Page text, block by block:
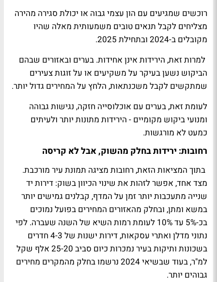
רוכשים שמגיעים עם הון עצמי גבוה או יכולת סגירה מהירה
מצליחים לקבל תנאים טובים משמעותית מאלה שהיו
מקובלים ב-2024 ובתחילת 2025.
למרות זאת, הירידות אינן אחידות. בערים ובאזורים שבהם
הביקוש נשען בעיקר על משקיעים או על זוגות צעירים
שמתקשים לקבל משכנתאות, הלחץ על המחירים גדול יותר.
לעומת זאת, בערים עם אוכלוסייה חזקה, נגישות גבוהה
ומנועי ביקוש מקומיים - הירידות מתונות יותר ולעיתים
כמעט לא מורגשות.
רחובות: ירידות בחלק מהשוק, אבל לא קריסה
בתוך המציאות הזאת, רחובות מציגה תמונת עיר מורכבת.
מצד אחד, אפשר לזהות את שינוי הכיוון בשוק: דירות יד
שנייה מתעכבות יותר זמן על המדף, קבלנים גמישים יותר
במשא ומתן, ובחלק מהאזורים המחירים בפועל נמוכים
בכ-5% עד 10% לעומת רמות השיא של השנה שעברה. לפי
נתוני מדלן ואתרי עסקאות, דירות ישנות של 4-3 חדרים
בשכונות ותיקות בעיר נמכרות כיום סביב 25-20 אלף שקל
למ"ר, בעוד שבשיאי 2024 נרשמו בחלק מהמקרים מחירים
גבוהים יותר.